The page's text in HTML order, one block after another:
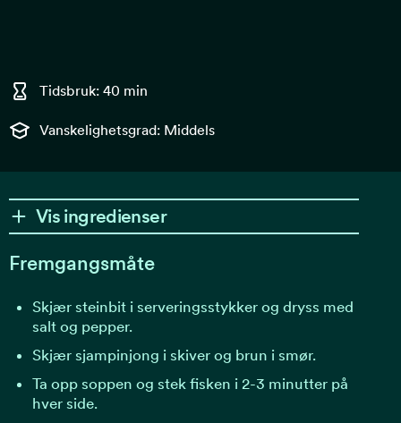
Tidsbruk: 40 min
Vanskelighetsgrad: Middels
Vis ingredienser
Fremgangsmåte
Skjær steinbit i serveringsstykker og dryss med
salt og pepper.
Skjær sjampinjong i skiver og brun i smør.
Ta opp soppen og stek fisken i 2-3 minutter på
hver side.